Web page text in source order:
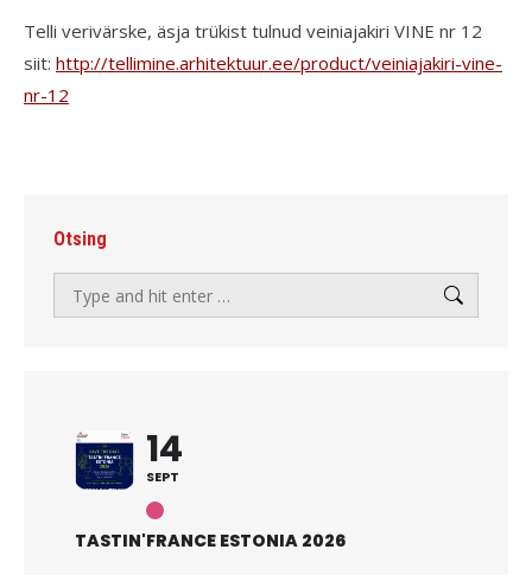
Telli verivärske, äsja trükist tulnud veiniajakiri VINE nr 12
siit: http://tellimine.arhitektuur.ee/product/veiniajakiri-vine-
nr-12
Otsing
Search:
14
SEPT
TASTIN'FRANCE ESTONIA 2026